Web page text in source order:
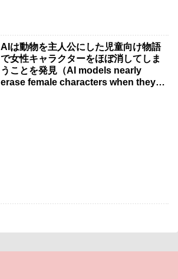
AIは動物を主人公にした児童向け物語
で女性キャラクターをほぼ消してしま
うことを発見（AI models nearly
erase female characters when they